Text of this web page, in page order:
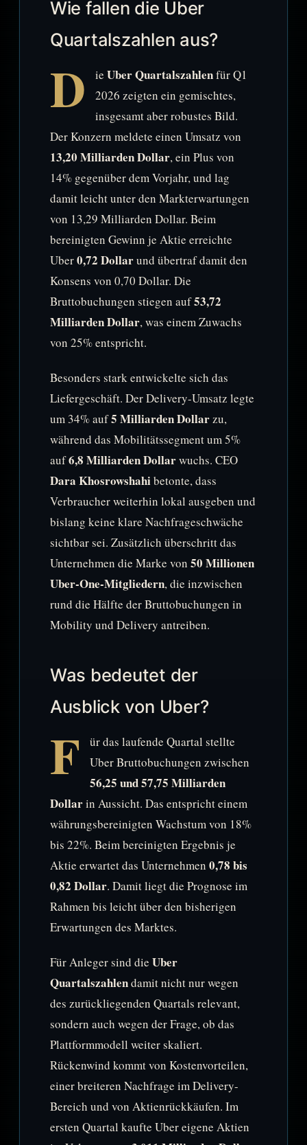
Wie fallen die Uber
Quartalszahlen aus?
D ie Uber Quartalszahlenfür Q1
2026 zeigten ein gemischtes,
insgesamt aber robustes Bild.
Der Konzern meldete einen Umsatz von
13,20 Milliarden Dollar, ein Plus von
14% gegenüber dem Vorjahr, und lag
damit leicht unter den Markterwartungen
von 13,29 Milliarden Dollar. Beim
bereinigten Gewinn je Aktie erreichte
Uber0,72 Dollarund übertraf damit den
Konsens von 0,70 Dollar. Die
Bruttobuchungen stiegen auf53,72
Milliarden Dollar, was einem Zuwachs
von 25% entspricht.
Besonders stark entwickelte sich das
Liefergeschäft. Der Delivery-Umsatz legte
um 34% auf5 Milliarden Dollarzu,
während das Mobilitätssegment um 5%
auf6,8 Milliarden Dollarwuchs. CEO
Dara Khosrowshahibetonte, dass
Verbraucher weiterhin lokal ausgeben und
bislang keine klare Nachfrageschwäche
sichtbar sei. Zusätzlich überschritt das
Unternehmen die Marke von 50 Millionen
Uber-One-Mitgliedern, die inzwischen
rund die Hälfte der Bruttobuchungen in
Mobility und Delivery antreiben.
Was bedeutet der
Ausblick von Uber?
F
ür das laufende Quartal stellte
Uber Bruttobuchungen zwischen
56,25 und 57,75 Milliarden
Dollarin Aussicht. Das entspricht einem
währungsbereinigten Wachstum von 18%
bis 22%. Beim bereinigten Ergebnis je
Aktie erwartet das Unternehmen 0,78 bis
0,82 Dollar. Damit liegt die Prognose im
Rahmen bis leicht über den bisherigen
Erwartungen des Marktes.
Für Anleger sind die Uber
Quartalszahlendamit nicht nur wegen
des zurückliegenden Quartals relevant,
sondern auch wegen der Frage, ob das
Plattformmodell weiter skaliert.
Rückenwind kommt von Kostenvorteilen,
einer breiteren Nachfrage im Delivery-
Bereich und von Aktienrückkäufen. Im
ersten Quartal kaufte Uber eigene Aktien